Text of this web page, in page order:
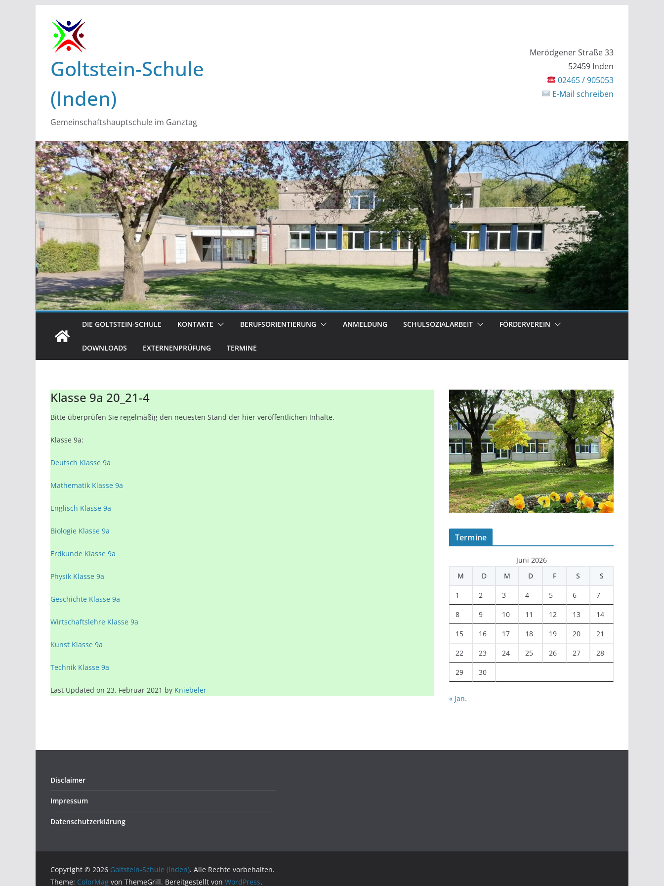
Inhalt
springen
Goltstein-Schule
(Inden)
Gemeinschaftshauptschule im Ganztag
Merödgener Straße 33
52459 Inden
02465 / 905053
E-Mail schreiben
DIE GOLTSTEIN-SCHULE KONTAKTE BERUFSORIENTIERUNG ANMELDUNG SCHULSOZIALARBEIT FÖRDERVEREIN
DOWNLOADS EXTERNENPRÜFUNG TERMINE
Klasse 9a 20_21-4
Bitte überprüfen Sie regelmäßig den neuesten Stand der hier veröffentlichen Inhalte.
Klasse 9a:
Deutsch Klasse 9a
Mathematik Klasse 9a
Englisch Klasse 9a
Biologie Klasse 9a
Erdkunde Klasse 9a
Physik Klasse 9a
Geschichte Klasse 9a
Wirtschaftslehre Klasse 9a
Kunst Klasse 9a
Technik Klasse 9a
Last Updated on 23. Februar 2021 by Kniebeler
Termine
Juni 2026
M
D M D F S S
1 2 3 4 5 6 7
8 9 10 11 12 13 14
15 16 17 18 19 20 21
22 23 24 25 26 27 28
29 30
« Jan.
Disclaimer
Impressum
Datenschutzerklärung
Copyright © 2026 Goltstein-Schule (Inden). Alle Rechte vorbehalten.
Theme: ColorMag von ThemeGrill. Bereitgestellt von WordPress.